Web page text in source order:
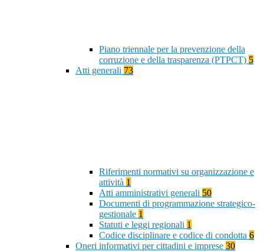
Piano triennale per la prevenzione della
corruzione e della trasparenza (PTPCT) 5
Atti generali 73
Riferimenti normativi su organizzazione e
attività 1
Atti amministrativi generali 50
Documenti di programmazione strategico-
gestionale 1
Statuti e leggi regionali 1
Codice disciplinare e codice di condotta 6
Oneri informativi per cittadini e imprese 30